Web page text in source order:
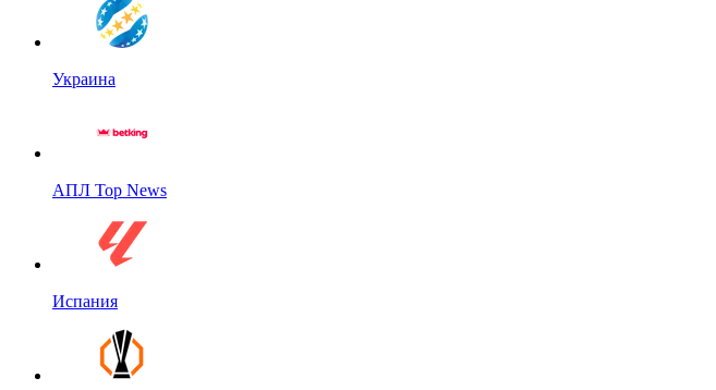
Украина
АПЛ Top News
Испания